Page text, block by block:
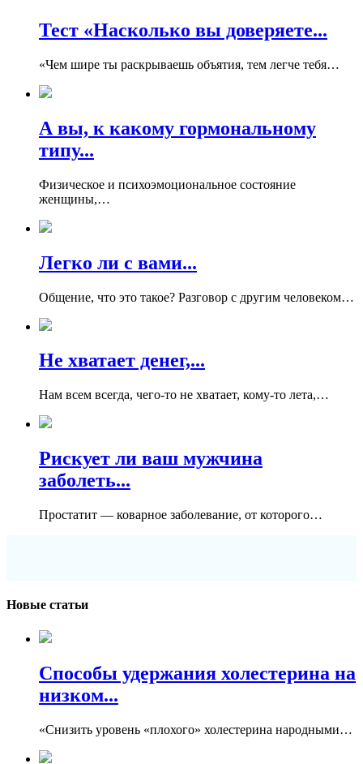
Тест «Насколько вы доверяете...
«Чем шире ты раскрываешь объятия, тем легче тебя…
А вы, к какому гормональному
типу...
Физическое и психоэмоциональное состояние
женщины,…
Легко ли с вами...
Общение, что это такое? Разговор с другим человеком…
Не хватает денег,...
Нам всем всегда, чего-то не хватает, кому-то лета,…
Рискует ли ваш мужчина
заболеть...
Простатит — коварное заболевание, от которого…
Новые статьи
Способы удержания холестерина на
низком...
«Снизить уровень «плохого» холестерина народными…